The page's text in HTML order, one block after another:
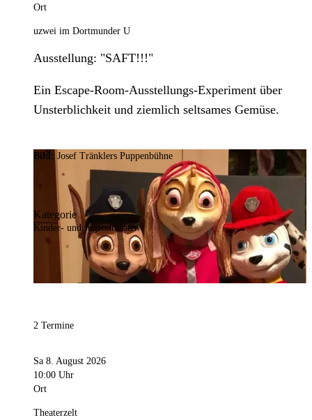
Ort
uzwei im Dortmunder U
Ausstellung: "SAFT!!!"
Ein Escape-Room-Ausstellungs-Experiment über
Unsterblichkeit und ziemlich seltsames Gemüse.
Bild:Josef Tränklers Puppenbühne
Kategorie
Kinder- und Jugendtheater
2 Termine
Sa 8. August 2026
10:00 Uhr
Ort
Theaterzelt